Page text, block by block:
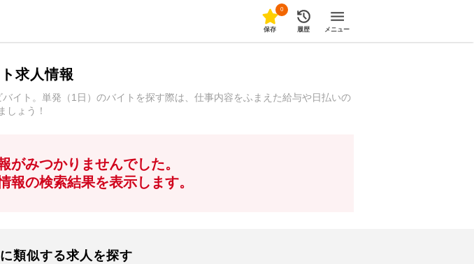
0
保存 履歴 メニュー
求人情報
イト。単発（1日）のバイトを探す際は、仕事内容をふまえた給与や日払いの
しょう！
がみつかりませんでした。
報の検索結果を表示します。
類似する求人を探す